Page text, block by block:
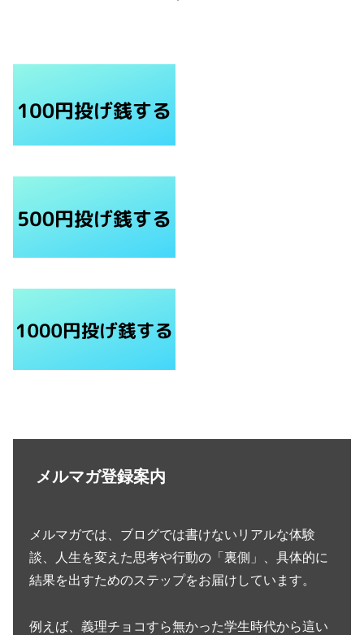
メルマガ登録案内
メルマガでは、ブログでは書けないリアルな体験
談、人生を変えた思考や行動の「裏側」、具体的に
結果を出すためのステップをお届けしています。
例えば、義理チョコすら無かった学生時代から這い